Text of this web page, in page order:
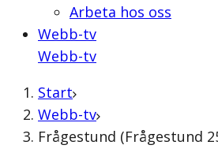
Arbeta hos oss
Webb-tv
Webb-tv
Start
Webb-tv
Frågestund (Frågestund